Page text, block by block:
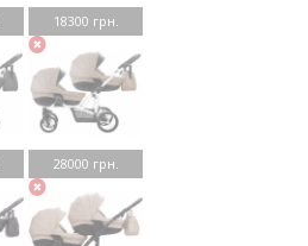
18300 грн.
28000 грн.